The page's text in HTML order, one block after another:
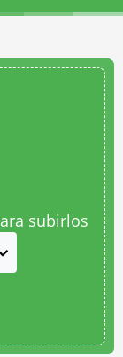
subirlos